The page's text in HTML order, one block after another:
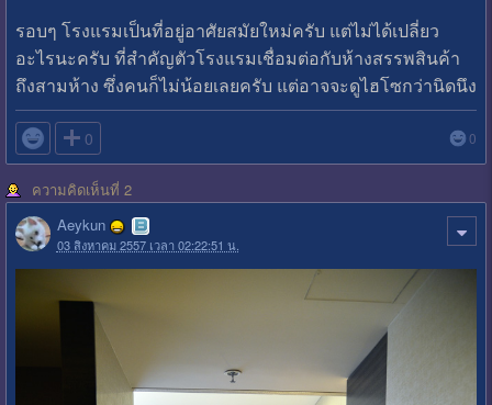
รอบๆ โรงแรมเป็นที่อยู่อาศัยสมัยใหม่ครับ แต่ไม่ได้เปลี่ยว
อะไรนะครับ ที่สำคัญตัวโรงแรมเชื่อมต่อกับห้างสรรพสินค้า
ถึงสามห้าง ซึ่งคนก็ไม่น้อยเลยครับ แต่อาจจะดูไฮโซกว่านิดนึง
 0 0
ความคิดเห็นที่ 2
Aeykun
03 สิงหาคม 2557 เวลา 02:22:51 น.